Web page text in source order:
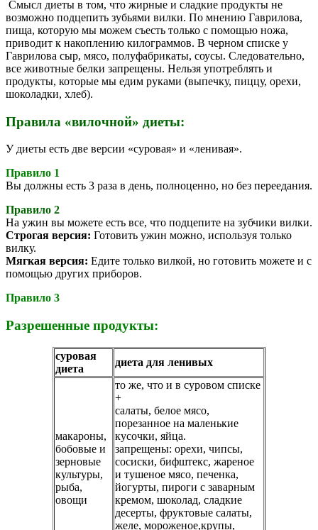
Смысл диеты в том, что жирные и сладкие продукты не
возможно подцепить зубьями вилки. По мнению Гаврилова,
пища, которую мы можем съесть только с помощью ножа,
приводит к накоплению килограммов. В черном списке у
Гаврилова сыр, мясо, полуфабрикаты, соусы. Следовательно,
все животные белки запрещены. Нельзя употреблять и
продукты, которые мы едим руками (выпечку, пиццу, орехи,
шоколадки, хлеб).
Правила «вилочной» диеты:
У диеты есть две версии «суровая» и «ленивая».
Правило 1
Вы должны есть 3 раза в день, полноценно, но без переедания.
Правило 2
На ужин вы можете есть все, что подцепите на зубчики вилки.
Строгая версия: Готовить ужин можно, используя только
вилку.
Мягкая версия: Едите только вилкой, но готовить можете и с
помощью других приборов.
Правило 3
Разрешенные продукты:
суровая
диета
диета для ленивых
макароны,
бобовые и
зерновые
культуры,
рыба,
овощи
то же, что и в суровом списке
+
салаты, белое мясо,
порезанное на маленькие
кусочки, яйца.
запрещены: орехи, чипсы,
сосиски, бифштекс, жареное
и тушеное мясо, печенка,
йогурты, пироги с заварным
кремом, шоколад, сладкие
десерты, фруктовые салаты,
желе, мороженое,крупы,